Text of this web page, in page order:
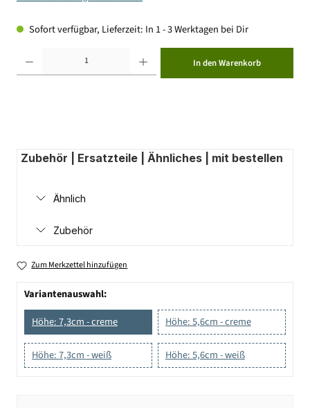
Sofort verfügbar, Lieferzeit: In 1 - 3 Werktagen bei Dir
In den Warenkorb
Zubehör | Ersatzteile | Ähnliches | mit bestellen
Ähnlich
Zubehör
Zum Merkzettel hinzufügen
Variantenauswahl:
Höhe: 7,3cm - creme
Höhe: 5,6cm - creme
Höhe: 7,3cm - weiß Höhe: 5,6cm - weiß